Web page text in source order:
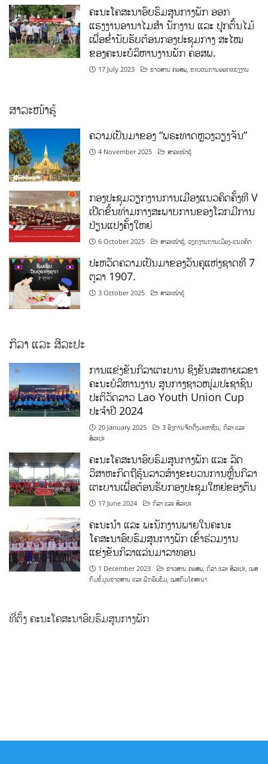
ຄະນະໂຄສະນາອົບຮົມສູນກາງພັກ ອອກ
ແຮງງານອານາໄມສໍາ ນັກງານ ແລະ ປູກຕົ້ນໄມ້
ເພື່ອຂໍ່ານັບຮັບຕ້ອນກອງປະຊຸມກາງ ສະໄໝ
ຂອງຄະນະບໍລິຫານງານພັກ ຄອສພ.
17 July 2023 ຂ່າວສານ ຄອສພ ,ຂະບວນການອອກແຮງງານ
ສາລະໜ້າຮູ້
ຄວາມເປັນມາຂອງ “ພຣະທາດຫຼວງວຽງຈັນ”
4 November 2025 ສາລະໜ້າຮູ້
ກອງປະຊຸມວຽກງານການເມືອງແນວຄິດຄັ້ງທີ V
ເປີດຂຶ້ນທ່າມກາງສະພາບການຂອງໂລກມີການ
ປ່ຽນແປງຄັ້ງໃຫຍ່
6 October 2025 ສາລະໜ້າຮູ້,ວຽກງານການເມືອງ-ແນວຄິດ
ປະຫວັດຄວາມເປັນມາຂອງວັນຄູແຫ່ງຊາດທີ 7
ຕຸລາ 1907.
3 October 2025 ສາລະໜ້າຮູ້
ກິລາ ແລະ ສິລະປະ
ການແຂ່ງຂັນກິລາເຕະບານ ຊິງຂັນສະຫາຍເລຂາ
ຄະນະບໍລິຫານງານ ສູນກາງຊາວໜຸ່ມປະຊາຊົນ
ປະຕິວັດລາວ Lao Youth Union Cup
ປະຈຳປີ 2024
20 January 2025 3 ອົງການຈັດຕັ້ງມະຫາຊົນ,ກິລາ ແລະ
ສິລະປະ
ຄະນະໂຄສະນາອົບຮົມສູນກາງພັກ ແລະ ລັດ
ວິສາຫະກິດຖືຮຸ້ນລາວສ້າງຂະບວນການຫຼີ້ນກິລາ
ເຕະບານເພື່ອຕ້ອນຮັບກອງປະຊຸມໃຫຍ່ຂອງຕົນ
17 June 2024 ກິລາ ແລະ ສິລະປະ
ຄະນະນຳ ແລະ ພະນັກງານພາຍໃນຄະນະ
ໂຄສະນາອົບຮົມສູນກາງພັກ ເຂົ້າຮ່ວມງານ
ແຂ່ງຂັນກິລາແລ່ນມາລາທອນ
1 December 2023 ຂ່າວສານ ຄອສພ,ກິລາ ແລະ ສິລະປະ,ເພສ
ກົມຂໍ້ມູນຂ່າວສານ ແລະ ຝຶກອົບຮົມ,ເພສກົມໂຄສະນາ
ທີ່ຕັ້ງ ຄະນະໂຄສະນາອົບຮົມສູນກາງພັກ